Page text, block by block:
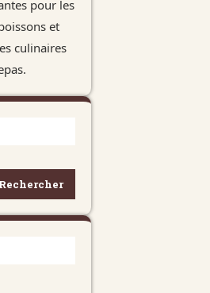
pour les
et
culinaires
Rechercher